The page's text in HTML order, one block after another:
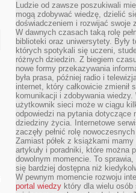
Ludzie od zawsze poszukiwali
mogą zdobywać wiedzę, dzielić
doświadczeniem i rozwijać swoje
W dawnych czasach taką rolę
biblioteki oraz uniwersytety. Były
których spotykali się uczeni,
różnych dziedzin. Z biegiem
nowe formy przekazywania
była prasa, później radio i
internet, który całkowicie zmienił
komunikacji i zdobywania wiedzy.
użytkownik sieci może w ciągu
odpowiedzi na pytania dotyczące
dziedziny życia. Internetowe
zaczęły pełnić rolę
Zamiast półek z książkami mamy
artykuły i poradniki, które można
dowolnym momencie. To sprawia,
się bardziej dostępna niż
W pewnym momencie rozwoju
portal wiedzy który dla wielu osób